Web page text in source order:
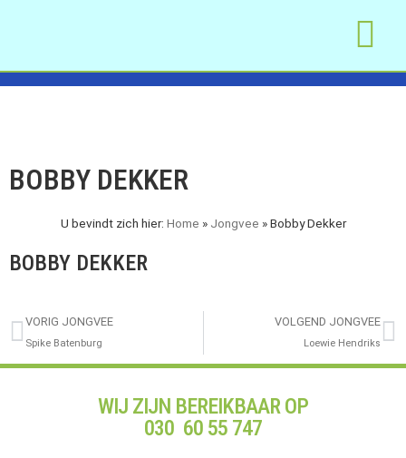
BOBBY DEKKER
U bevindt zich hier: Home » Jongvee »Bobby Dekker
BOBBY DEKKER
VORIG JONGVEE
Spike Batenburg
VOLGEND JONGVEE
Loewie Hendriks
WIJ ZIJN BEREIKBAAR OP
030 60 55 747